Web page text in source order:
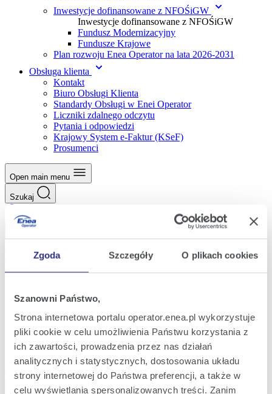
Zgoda Szczegóły O plikach cookies
Szanowni Państwo,
Strona internetowa portalu operator.enea.pl wykorzystuje
pliki cookie w celu umożliwienia Państwu korzystania z
ich zawartości, prowadzenia przez nas działań
analitycznych i statystycznych, dostosowania układu
strony internetowej do Państwa preferencji, a także w
celu wyświetlania spersonalizowanych treści. Zanim
Inwestycje dofinansowane z NFOŚiGW
Inwestycje dofinansowane z NFOŚiGW
Fundusz Modernizacyjny
Fundusze Krajowe
Plan rozwoju Enea Operator na lata 2026-2031
Obsługa klienta
Kontakt
Biuro Obsługi Klienta
Standardy Obsługi w Enei Operator
Liczniki zdalnego odczytu
Pytania i odpowiedzi
Krajowy System e-Faktur (KSeF)
Prosumenci
Open main menu
Szukaj
Szukaj
Platforma Wymiany Informacji
O spółce
Kariera w Enei Operator
Informacje o praktykach
Oferty staży i praktyk
Oferty staży i praktyk
Wyświetl na stronę